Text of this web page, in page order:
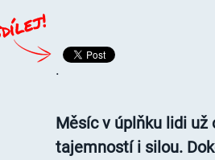
.
Měsíc v úplňku lidi už
tajemností i silou.